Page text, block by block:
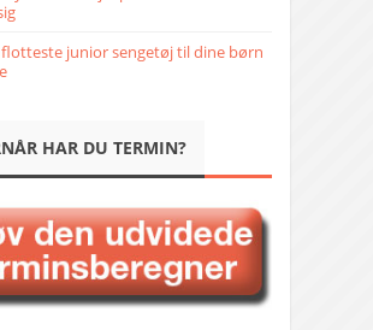
junior sengetøj til dine børn
HAR DU TERMIN?